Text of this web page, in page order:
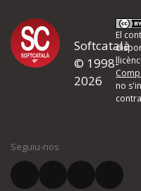
d'errors
Si heu trobat un error o
quina és la millora que
El vostre correu
Softcatalà
© 1998-
2026
El
no
Seguiu-nos